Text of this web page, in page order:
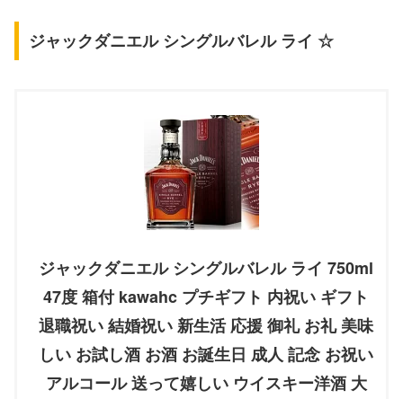
ジャックダニエル シングルバレル ライ ☆
ジャックダニエル シングルバレル ライ 750ml
47度 箱付 kawahc プチギフト 内祝い ギフト
退職祝い 結婚祝い 新生活 応援 御礼 お礼 美味
しい お試し酒 お酒 お誕生日 成人 記念 お祝い
アルコール 送って嬉しい ウイスキー洋酒 大